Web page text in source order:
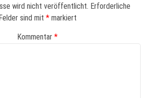
wird nicht veröffentlicht. Erforderliche
Felder sind mit *markiert
Kommentar*